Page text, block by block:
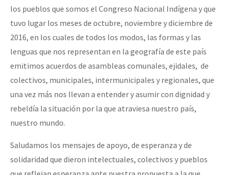
los pueblos que somos el Congreso Nacional Indígena y que
tuvo lugar los meses de octubre, noviembre y diciembre de
2016, en los cuales de todos los modos, las formas y las
lenguas que nos representan en la geografía de este país
emitimos acuerdos de asambleas comunales, ejidales, de
colectivos, municipales, intermunicipales y regionales, que
una vez más nos llevan a entender y asumir con dignidad y
rebeldía la situación por la que atraviesa nuestro país,
nuestro mundo.
Saludamos los mensajes de apoyo, de esperanza y de
solidaridad que dieron intelectuales, colectivos y pueblos